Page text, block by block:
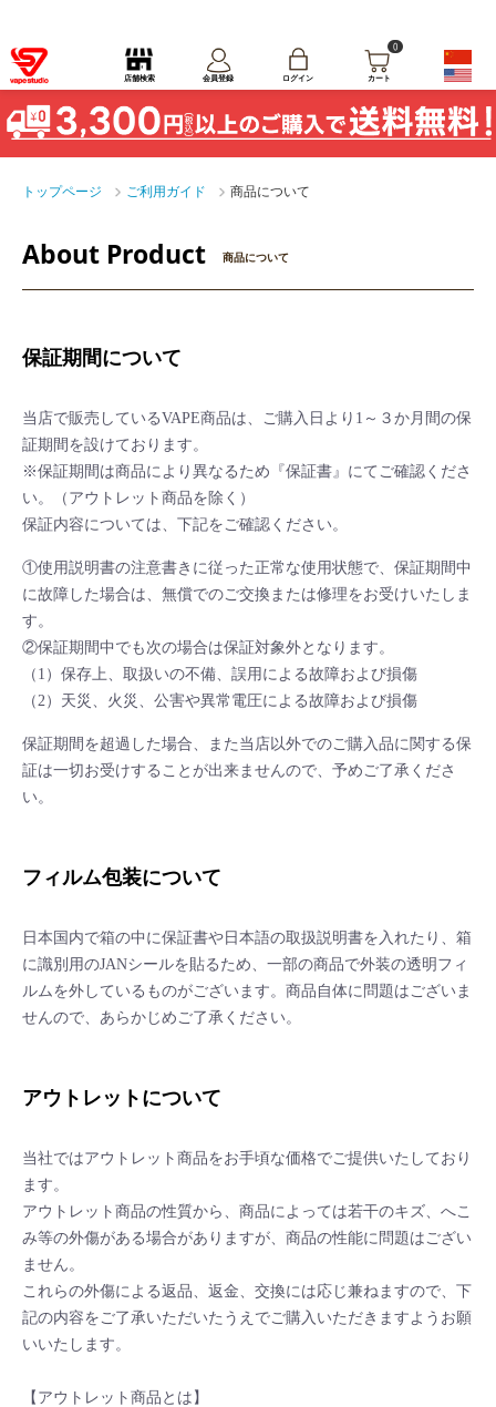
店舗検索 会員登録 ログイン
0
カート
トップページ ご利用ガイド 商品について
About Product 商品について
保証期間について
当店で販売しているVAPE商品は、ご購入日より1～３か月間の保
証期間を設けております。
※保証期間は商品により異なるため『保証書』にてご確認くださ
い。（アウトレット商品を除く）
保証内容については、下記をご確認ください。
①使用説明書の注意書きに従った正常な使用状態で、保証期間中
に故障した場合は、無償でのご交換または修理をお受けいたしま
す。
②保証期間中でも次の場合は保証対象外となります。
（1）保存上、取扱いの不備、誤用による故障および損傷
（2）天災、火災、公害や異常電圧による故障および損傷
保証期間を超過した場合、また当店以外でのご購入品に関する保
証は一切お受けすることが出来ませんので、予めご了承くださ
い。
フィルム包装について
日本国内で箱の中に保証書や日本語の取扱説明書を入れたり、箱
に識別用のJANシールを貼るため、一部の商品で外装の透明フィ
ルムを外しているものがございます。商品自体に問題はございま
せんので、あらかじめご了承ください。
アウトレットについて
当社ではアウトレット商品をお手頃な価格でご提供いたしており
ます。
アウトレット商品の性質から、商品によっては若干のキズ、へこ
み等の外傷がある場合がありますが、商品の性能に問題はござい
ません。
これらの外傷による返品、返金、交換には応じ兼ねますので、下
記の内容をご了承いただいたうえでご購入いただきますようお願
いいたします。
【アウトレット商品とは】